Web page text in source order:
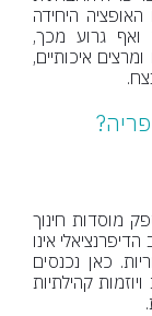
היחידה
ואף גרוע מכך,
איכותיים,
מוסדות חינוך
אינו
כאן נכנסים
קהילתיות